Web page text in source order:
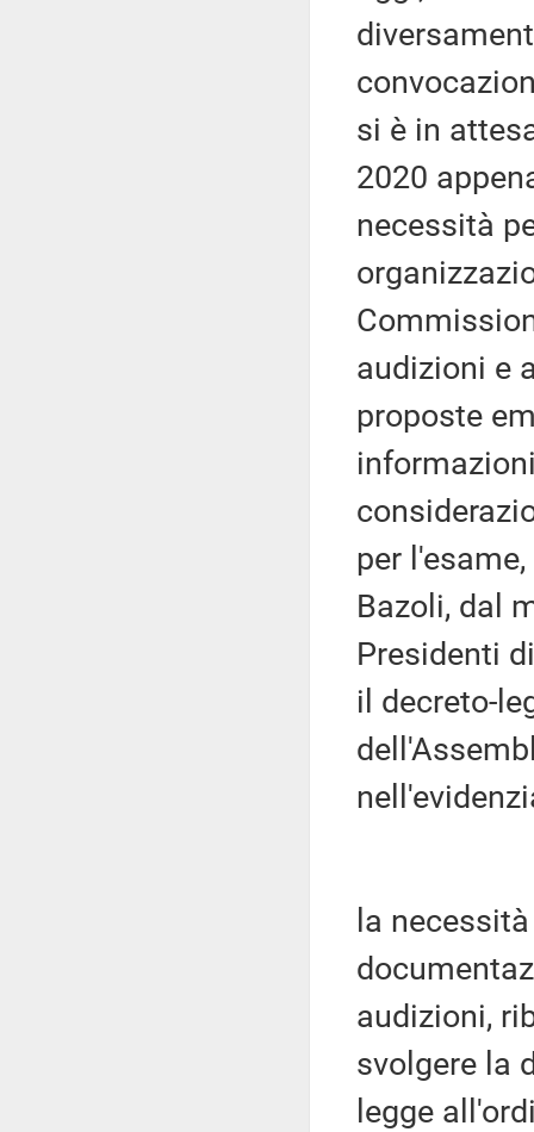
si è in
2020
necessità
audizioni e
proposte
per
Bazoli, dal
Presidenti
il decreto-
la
audizioni,
svolgere la
legge